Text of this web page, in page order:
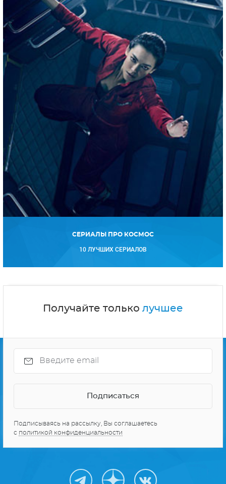
СЕРИАЛЫ ПРО КОСМОС
10 ЛУЧШИХ СЕРИАЛОВ
Получайте только лучшее
Подписываясь на рассылку, Вы соглашаетесь
с политикой конфиденциальности